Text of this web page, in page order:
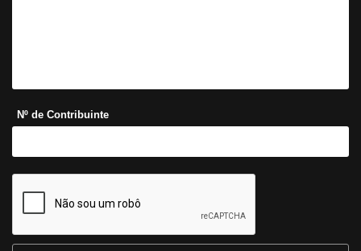
Nº de Contribuinte